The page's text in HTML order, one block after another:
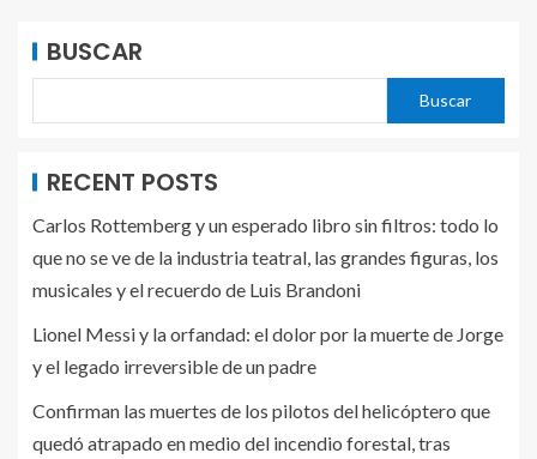
BUSCAR
Buscar
RECENT POSTS
Carlos Rottemberg y un esperado libro sin filtros: todo lo
que no se ve de la industria teatral, las grandes figuras, los
musicales y el recuerdo de Luis Brandoni
Lionel Messi y la orfandad: el dolor por la muerte de Jorge
y el legado irreversible de un padre
Confirman las muertes de los pilotos del helicóptero que
quedó atrapado en medio del incendio forestal, tras